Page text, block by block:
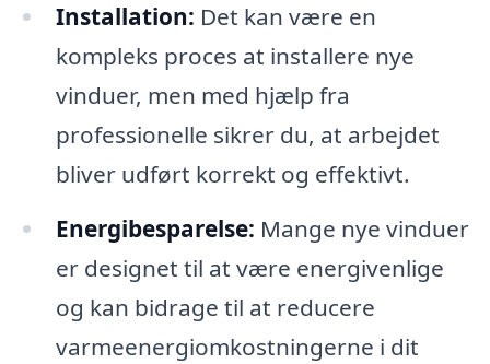
Installation: Det kan være en
kompleks proces at installere nye
vinduer, men med hjælp fra
professionelle sikrer du, at arbejdet
bliver udført korrekt og effektivt.
Energibesparelse: Mange nye vinduer
er designet til at være energivenlige
og kan bidrage til at reducere
varmeenergiomkostningerne i dit